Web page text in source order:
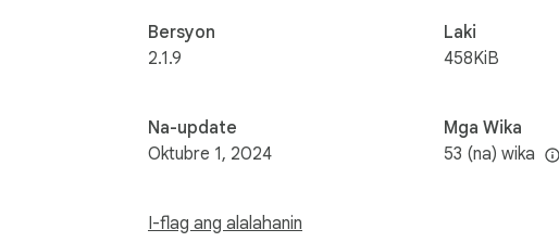
Bersyon
2.1.9
Na-update
Oktubre 1, 2024
I-flag ang alalahanin
Laki
458KiB
Mga Wika
53 (na) wika